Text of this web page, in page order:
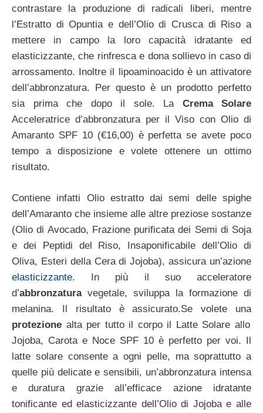
contrastare la produzione di radicali liberi, mentre
l’Estratto di Opuntia e dell’Olio di Crusca di Riso a
mettere in campo la loro capacità idratante ed
elasticizzante, che rinfresca e dona sollievo in caso di
arrossamento. Inoltre il lipoaminoacido è un attivatore
dell’abbronzatura. Per questo è un prodotto perfetto
sia prima che dopo il sole. La Crema Solare
Acceleratrice d’abbronzatura per il Viso con Olio di
Amaranto SPF 10 (€16,00) è perfetta se avete poco
tempo a disposizione e volete ottenere un ottimo
risultato.
Contiene infatti Olio estratto dai semi delle spighe
dell’Amaranto che insieme alle altre preziose sostanze
(Olio di Avocado, Frazione purificata dei Semi di Soja
e dei Peptidi del Riso, Insaponificabile dell’Olio di
Oliva, Esteri della Cera di Jojoba), assicura un’azione
elasticizzante. In più il suo acceleratore
d’abbronzaturavegetale, sviluppa la formazione di
melanina. Il risultato è assicurato.Se volete una
protezione alta per tutto il corpo il Latte Solare allo
Jojoba, Carota e Noce SPF 10 è perfetto per voi. Il
latte solare consente a ogni pelle, ma soprattutto a
quelle più delicate e sensibili, un’abbronzatura intensa
e duratura grazie all’efficace azione idratante
tonificante ed elasticizzante dell’Olio di Jojoba e alle